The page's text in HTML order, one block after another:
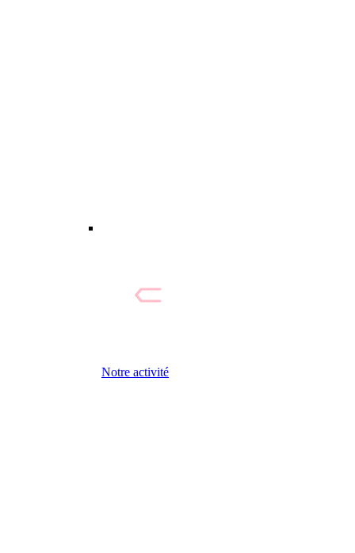
Notre activité